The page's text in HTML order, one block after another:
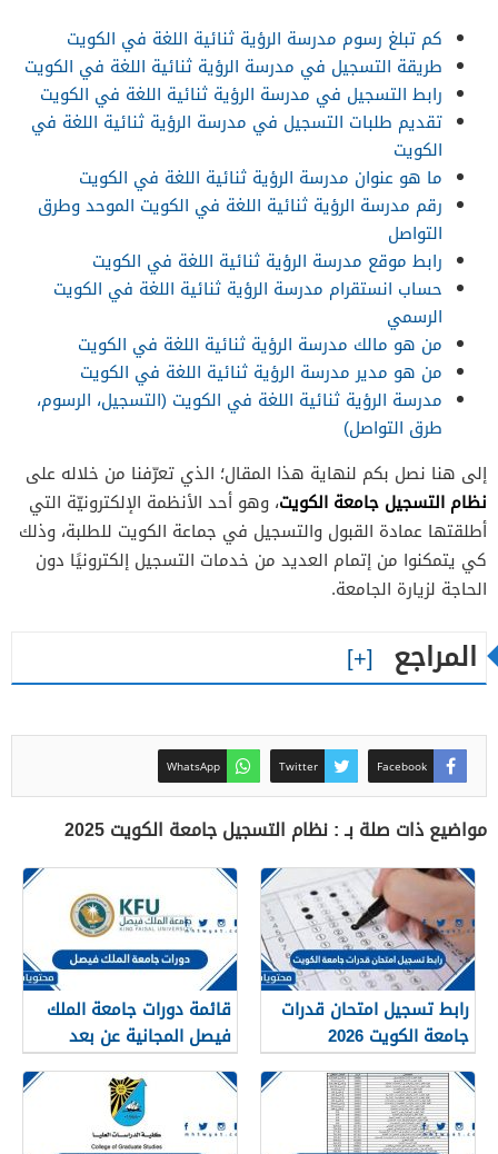
كم تبلغ رسوم مدرسة الرؤية ثنائية اللغة في الكويت
طريقة التسجيل في مدرسة الرؤية ثنائية اللغة في الكويت
رابط التسجيل في مدرسة الرؤية ثنائية اللغة في الكويت
تقديم طلبات التسجيل في مدرسة الرؤية ثنائية اللغة في
الكويت
ما هو عنوان مدرسة الرؤية ثنائية اللغة في الكويت
رقم مدرسة الرؤية ثنائية اللغة في الكويت الموحد وطرق
التواصل
رابط موقع مدرسة الرؤية ثنائية اللغة في الكويت
حساب انستقرام مدرسة الرؤية ثنائية اللغة في الكويت
الرسمي
من هو مالك مدرسة الرؤية ثنائية اللغة في الكويت
من هو مدير مدرسة الرؤية ثنائية اللغة في الكويت
مدرسة الرؤية ثنائية اللغة في الكويت (التسجيل، الرسوم،
طرق التواصل)
إلى هنا نصل بكم لنهاية هذا المقال؛ الذي تعرّفنا من خلاله على
نظام التسجيل جامعة الكويت، وهو أحد الأنظمة الإلكترونيّة التي
أطلقتها عمادة القبول والتسجيل في جماعة الكويت للطلبة، وذلك
كي يتمكنوا من إتمام العديد من خدمات التسجيل إلكترونيًا دون
الحاجة لزيارة الجامعة.
المراجع
Facebook
Twitter
WhatsApp
مواضيع ذات صلة بـ : نظام التسجيل جامعة الكويت 2025
رابط تسجيل امتحان قدرات
جامعة الكويت 2026
قائمة دورات جامعة الملك
فيصل المجانية عن بعد
1447